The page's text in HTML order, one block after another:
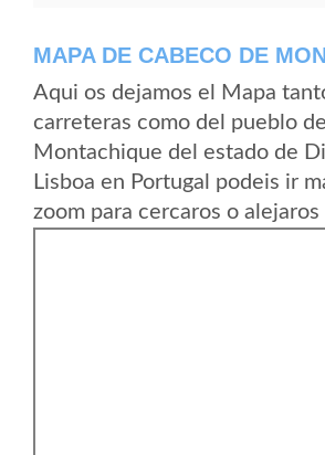
MAPA DE CABECO DE
Aqui os dejamos el Mapa
carreteras como del pueblo
Montachique del estado de
Lisboa en Portugal podeis ir
zoom para cercaros o